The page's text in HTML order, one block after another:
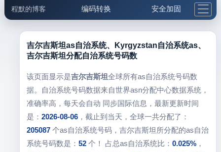
程默的博客 编码转换 安全加固
邮件工具 生活便民 更多工具
5.1支付宝大红包
吉尔吉斯坦as自治系统、Kyrgyzstan自治系统as、
吉尔吉斯坦分配自治系统号码数
该页面显示是吉尔吉斯坦全球所有as自治系统号码数
据。自治系统号码数据来自世界asn分配中心数据系统，
准确率高，每天会自动 同步国际信息，最新更新时间
是： 2026-08-06，截止到当天，全球一共分配了：
205087个as自治系统号码，吉尔吉斯坦所分配的as自治
系统号码数是： 52个！ 占总as自治系统比： 0.025%，